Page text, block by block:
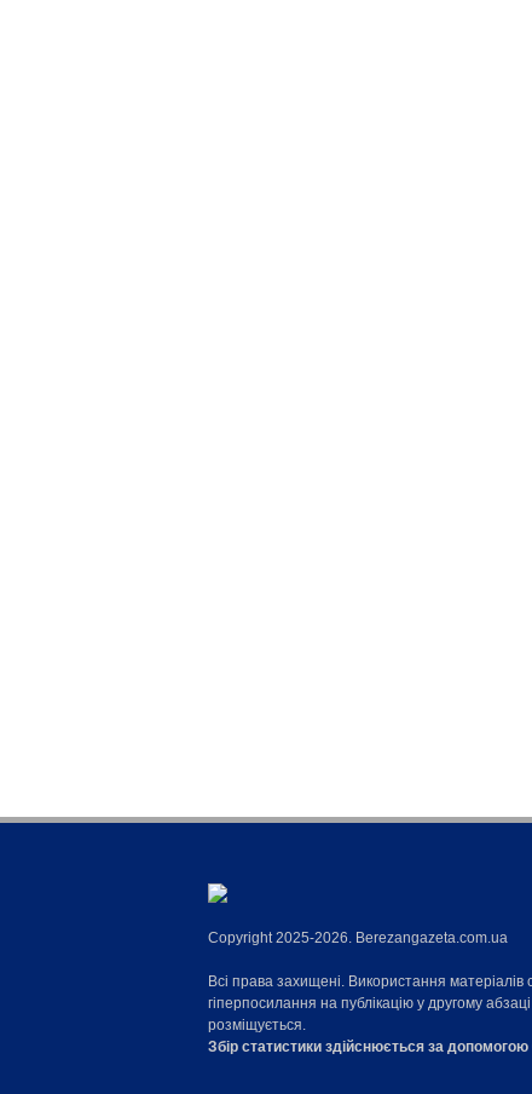
Copyright 2025-2026. Berezangazeta.com.ua
Всі права захищені. Використання
гіперпосилання на публікацію у другому
розміщується.
Збір статистики здійснюється за